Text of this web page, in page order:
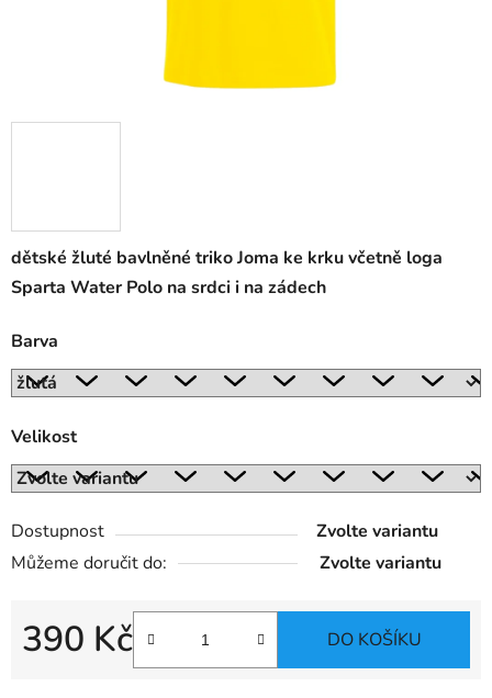
dětské žluté bavlněné triko Joma ke krku včetně loga
Sparta Water Polo na srdci i na zádech
Barva
Velikost
Dostupnost
Zvolte variantu
Můžeme doručit do:
Zvolte variantu
390 Kč DO KOŠÍKU